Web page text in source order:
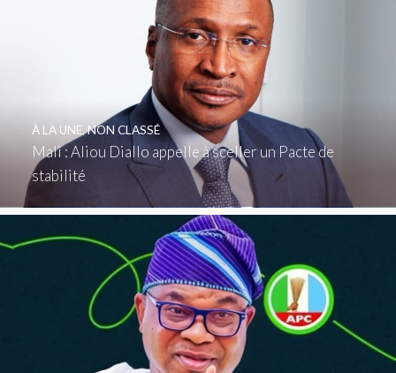
Mali : Aliou Diallo appelle à sceller un Pacte de
stabilité
À LA UNE,NON CLASSÉ